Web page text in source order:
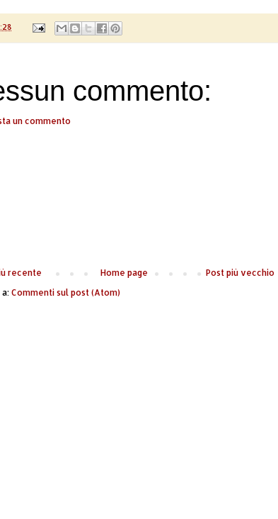
commento:
un commento
recente Post più vecchio
Home page
Commenti sul post (Atom)